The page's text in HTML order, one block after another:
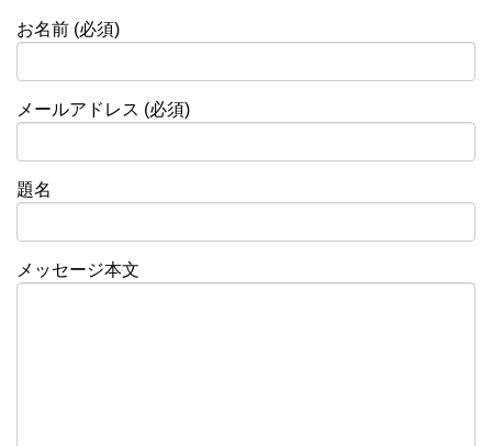
お名前 (必須)
メールアドレス (必須)
題名
メッセージ本文